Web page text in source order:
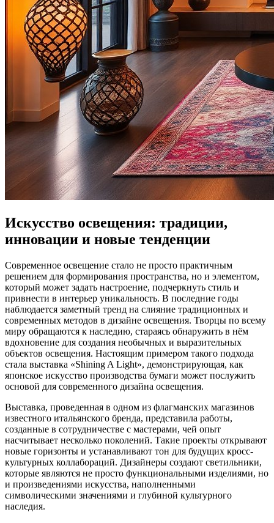
Искусство освещения: традиции,
инновации и новые тенденции
Современное освещение стало не просто практичным
решением для формирования пространства, но и элементом,
который может задать настроение, подчеркнуть стиль и
привнести в интерьер уникальность. В последние годы
наблюдается заметный тренд на слияние традиционных и
современных методов в дизайне освещения. Творцы по всему
миру обращаются к наследию, стараясь обнаружить в нём
вдохновение для создания необычных и выразительных
объектов освещения. Настоящим примером такого подхода
стала выставка «Shining A Light», демонстрирующая, как
японское искусство производства бумаги может послужить
основой для современного дизайна освещения.
Выставка, проведенная в одном из флагманских магазинов
известного итальянского бренда, представила работы,
созданные в сотрудничестве с мастерами, чей опыт
насчитывает несколько поколений. Такие проекты открывают
новые горизонты и устанавливают тон для будущих кросс-
культурных коллабораций. Дизайнеры создают светильники,
которые являются не просто функциональными изделиями, но
и произведениями искусства, наполненными
символическими значениями и глубиной культурного
наследия.